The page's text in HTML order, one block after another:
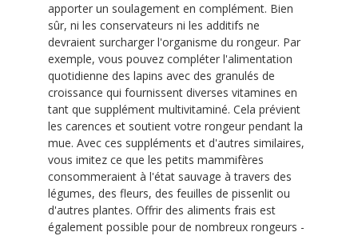
apporter un soulagement en complément. Bien
sûr, ni les conservateurs ni les additifs ne
devraient surcharger l'organisme du rongeur. Par
exemple, vous pouvez compléter l'alimentation
quotidienne des lapins avec des granulés de
croissance qui fournissent diverses vitamines en
tant que supplément multivitaminé. Cela prévient
les carences et soutient votre rongeur pendant la
mue. Avec ces suppléments et d'autres similaires,
vous imitez ce que les petits mammifères
consommeraient à l'état sauvage à travers des
légumes, des fleurs, des feuilles de pissenlit ou
d'autres plantes. Offrir des aliments frais est
également possible pour de nombreux rongeurs -